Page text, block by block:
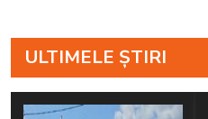
ULTIMELE ȘTIRI